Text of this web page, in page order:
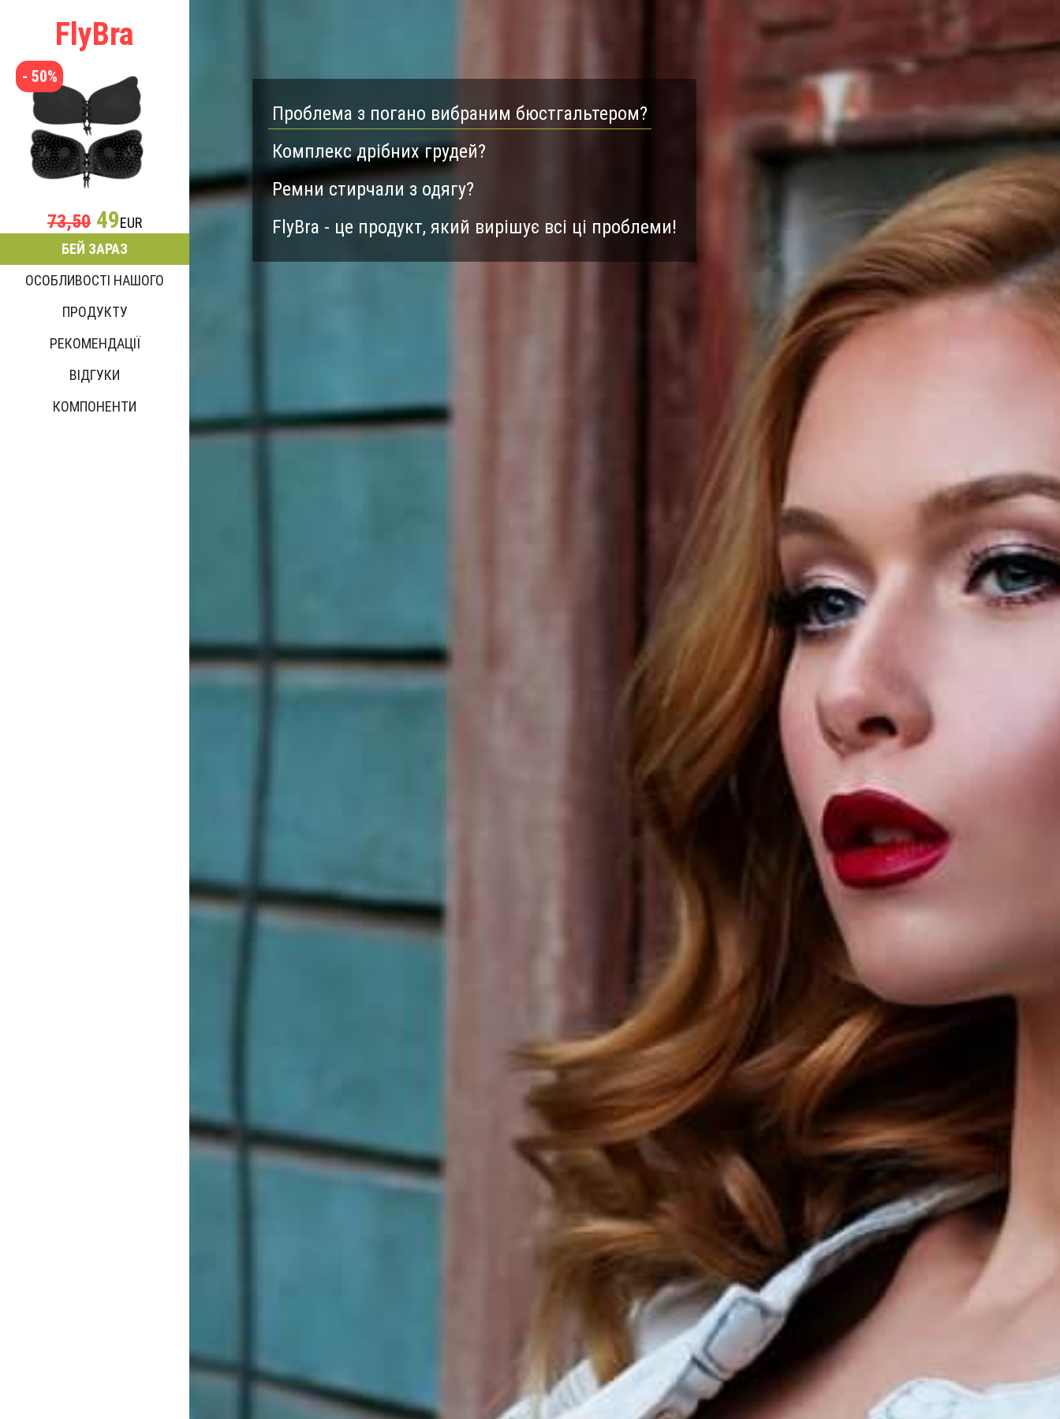
FlyBra
- 50%
73,50 49EUR
БЕЙ ЗАРАЗ
ОСОБЛИВОСТІ НАШОГО
ПРОДУКТУ
РЕКОМЕНДАЦІЇ
ВІДГУКИ
КОМПОНЕНТИ
Проблема з погано вибраним бюстгальтером?
Комплекс дрібних грудей?
Ремни стирчали з одягу?
FlyBra - це продукт, який вирішує всі ці проблеми!